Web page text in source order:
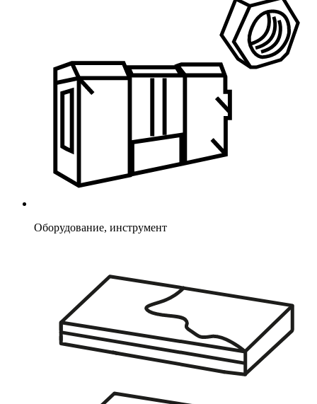
Оборудование, инструмент